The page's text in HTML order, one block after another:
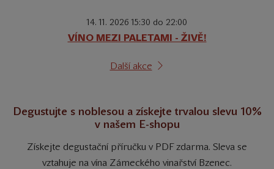
14. 11. 2026 15:30 do 22:00
VÍNO MEZI PALETAMI - ŽIVĚ!
Další akce
Degustujte s noblesou a získejte trvalou slevu 10%
v našem E-shopu
Získejte degustační příručku v PDF zdarma. Sleva se
vztahuje na vína Zámeckého vinařství Bzenec.